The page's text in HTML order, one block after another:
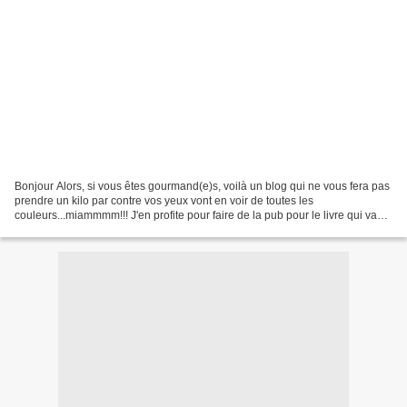
Bonjour Alors, si vous êtes gourmand(e)s, voilà un blog qui ne vous fera pas
prendre un kilo par contre vos yeux vont en voir de toutes les
couleurs...miammmm!!! J'en profite pour faire de la pub pour le livre qui va